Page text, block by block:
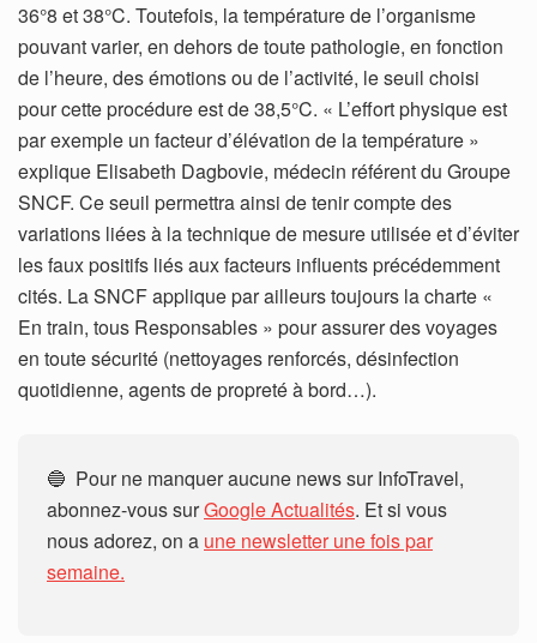
36°8 et 38°C. Toutefois, la température de l’organisme
pouvant varier, en dehors de toute pathologie, en fonction
de l’heure, des émotions ou de l’activité, le seuil choisi
pour cette procédure est de 38,5°C. « L’effort physique est
par exemple un facteur d’élévation de la température »
explique Elisabeth Dagbovie, médecin référent du Groupe
SNCF. Ce seuil permettra ainsi de tenir compte des
variations liées à la technique de mesure utilisée et d’éviter
les faux positifs liés aux facteurs influents précédemment
cités. La SNCF applique par ailleurs toujours la charte «
En train, tous Responsables » pour assurer des voyages
en toute sécurité (nettoyages renforcés, désinfection
quotidienne, agents de propreté à bord…).
🔵 Pour ne manquer aucune news sur InfoTravel,
abonnez-vous surGoogle Actualités. Et si vous
nous adorez, on a une newsletter une fois par
semaine.